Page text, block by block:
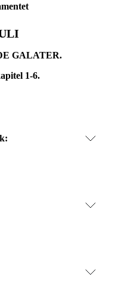
GALATER.
1-6.